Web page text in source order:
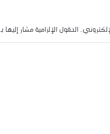
الحقول الإلزامية مشار إليها بـ